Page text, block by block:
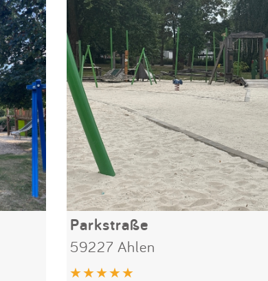
Parkstraße
59227 Ahlen